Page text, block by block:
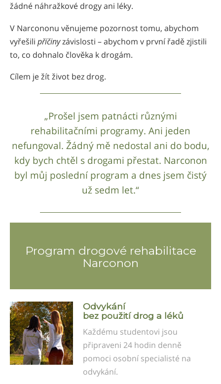
žádné náhražkové drogy ani léky.
V Narcononu věnujeme pozornost tomu, abychom
vyřešili příčinyzávislosti – abychom v první řadě zjistili
to, co dohnalo člověka k drogám.
Cílem je žít život bez drog.
„Prošel jsem patnácti různými
rehabilitačními programy. Ani jeden
nefungoval. Žádný mě nedostal ani do bodu,
kdy bych chtěl s drogami přestat. Narconon
byl můj poslední program a dnes jsem čistý
už sedm let.“
Program drogové rehabilitace
Narconon
Odvykání
bez použití drog a léků
Každému studentovi jsou
připraveni 24 hodin denně
pomoci osobní specialisté na
odvykání.